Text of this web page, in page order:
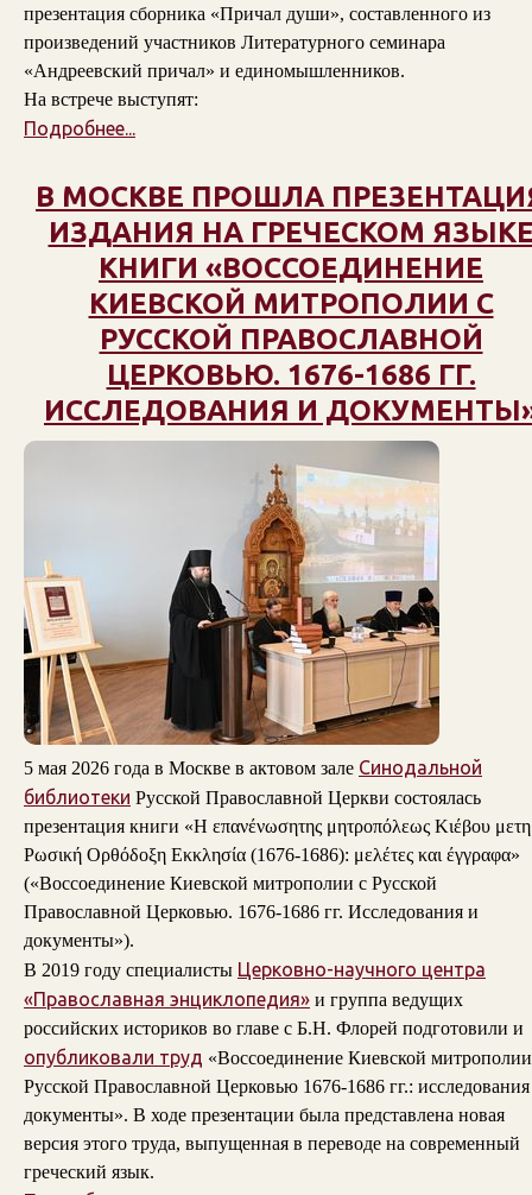
презентация сборника «Причал души», составленного из
произведений участников Литературного семинара
«Андреевский причал» и единомышленников.
На встрече выступят:
Подробнее...
В МОСКВЕ ПРОШЛА
ИЗДАНИЯ НА ГРЕЧЕСКОМ
КНИГИ «ВОССОЕДИНЕНИЕ
КИЕВСКОЙ МИТРОПОЛИИ С
РУССКОЙ ПРАВОСЛАВНОЙ
ЦЕРКОВЬЮ. 1676-1686 ГГ.
ИССЛЕДОВАНИЯ И
5 мая 2026 года в Москве в актовом зале Синодальной
библиотеки Русской Православной Церкви состоялась
презентация книги «Η επανένωσητης μητροπόλεως Κιέβου μετη
Ρωσική Ορθόδοξη Εκκλησία (1676-1686): μελέτες και έγγραφα»
(«Воссоединение Киевской митрополии с Русской
Православной Церковью. 1676-1686 гг. Исследования и
документы»).
В 2019 году специалисты Церковно-научного центра
«Православная энциклопедия» и группа ведущих
российских историков во главе с Б.Н. Флорей подготовили и
опубликовали труд «Воссоединение Киевской
Русской Православной Церковью 1676-1686 гг.:
документы». В ходе презентации была представлена новая
версия этого труда, выпущенная в переводе на современный
греческий язык.